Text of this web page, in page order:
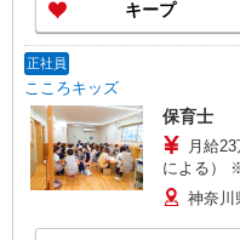
キープ
正社員
こころキッズ
保育士
月給
による）
じ）神奈川